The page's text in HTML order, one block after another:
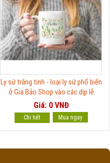
Ly sứ trắng tinh - loại ly sứ phổ biến
ở Gia Bảo Shop vào các dịp lễ
Giá: 0 VNĐ
Chi tiết